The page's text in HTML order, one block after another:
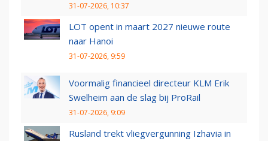
31-07-2026, 10:37
LOT opent in maart 2027 nieuwe route
naar Hanoi
31-07-2026, 9:59
Voormalig financieel directeur KLM Erik
Swelheim aan de slag bij ProRail
31-07-2026, 9:09
Rusland trekt vliegvergunning Izhavia in